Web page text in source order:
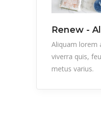
Renew -
Aliquam lorem
viverra quis,
metus varius.